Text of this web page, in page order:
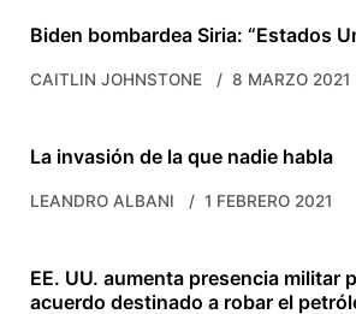
Biden bombardea Siria: “Estados
CAITLIN JOHNSTONE 8 MARZO 2021
La invasión de la que nadie habla
LEANDRO ALBANI 1 FEBRERO 2021
EE. UU. aumenta presencia militar
acuerdo destinado a robar el